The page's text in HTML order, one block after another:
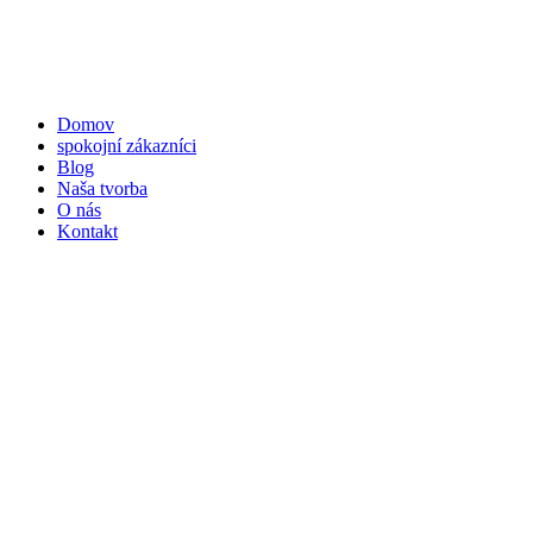
Domov
spokojní zákazníci
Blog
Naša tvorba
O nás
Kontakt